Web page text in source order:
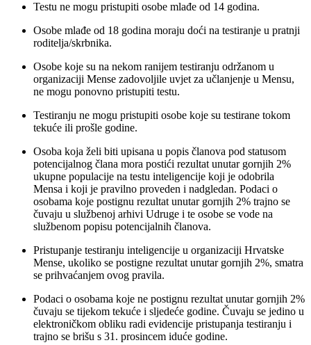
Testu ne mogu pristupiti osobe mlađe od 14 godina.
Osobe mlađe od 18 godina moraju doći na testiranje u pratnji
roditelja/skrbnika.
Osobe koje su na nekom ranijem testiranju održanom u
organizaciji Mense zadovoljile uvjet za učlanjenje u Mensu,
ne mogu ponovno pristupiti testu.
Testiranju ne mogu pristupiti osobe koje su testirane tokom
tekuće ili prošle godine.
Osoba koja želi biti upisana u popis članova pod statusom
potencijalnog člana mora postići rezultat unutar gornjih 2%
ukupne populacije na testu inteligencije koji je odobrila
Mensa i koji je pravilno proveden i nadgledan. Podaci o
osobama koje postignu rezultat unutar gornjih 2% trajno se
čuvaju u službenoj arhivi Udruge i te osobe se vode na
službenom popisu potencijalnih članova.
Pristupanje testiranju inteligencije u organizaciji Hrvatske
Mense, ukoliko se postigne rezultat unutar gornjih 2%, smatra
se prihvaćanjem ovog pravila.
Podaci o osobama koje ne postignu rezultat unutar gornjih 2%
čuvaju se tijekom tekuće i sljedeće godine. Čuvaju se jedino u
elektroničkom obliku radi evidencije pristupanja testiranju i
trajno se brišu s 31. prosincem iduće godine.